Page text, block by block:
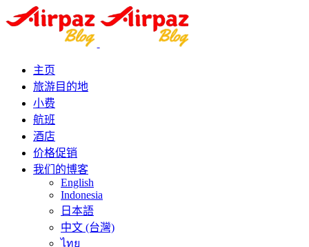
主页
旅游目的地
小费
航班
酒店
价格促销
我们的博客
English
Indonesia
日本語
中文 (台灣)
ไทย